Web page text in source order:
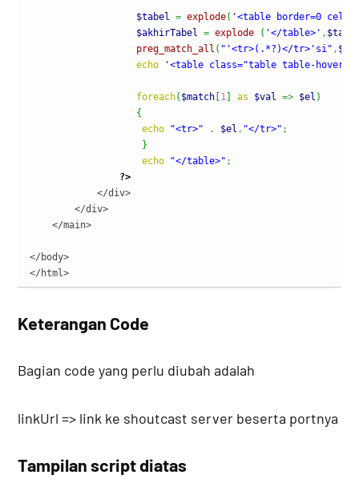
$tabel = explode( '<table border=0
$akhirTabel
= explode ( '</table>' ,
preg_match_all ( "'<tr>(.*?)</tr>'si" ,
echo
'<table class="table table-hover
foreach( $match 1 as $val => $el )
{
echo
"<tr>" . $el . "</tr>" ;
}
echo
"</table>" ;
?>
            </div>
        </div>
    </main>
</body>
</html>
Keterangan Code
Bagian code yang perlu diubah adalah
linkUrl => link ke shoutcast server beserta portnya
Tampilan script diatas